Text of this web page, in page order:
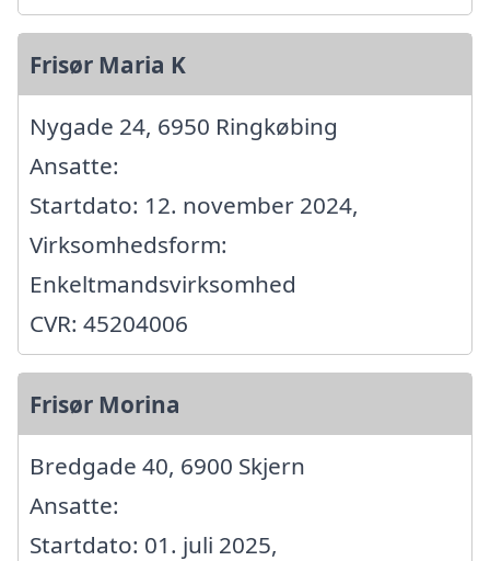
Frisør Maria K
Nygade 24, 6950 Ringkøbing
Ansatte:
Startdato: 12. november 2024,
Virksomhedsform:
Enkeltmandsvirksomhed
CVR: 45204006
Frisør Morina
Bredgade 40, 6900 Skjern
Ansatte:
Startdato: 01. juli 2025,